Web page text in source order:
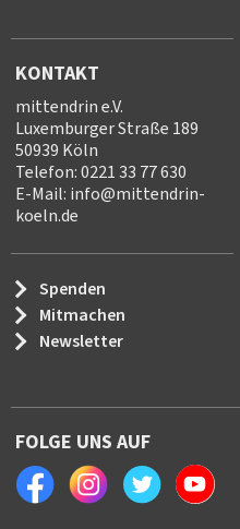
KONTAKT
mittendrin e.V.
Luxemburger Straße 189
50939 Köln
Telefon: 0221 33 77 630
E-Mail: info@mittendrin-
koeln.de
Spenden
Mitmachen
Newsletter
FOLGE UNS AUF
FacebookInstagramTwitter